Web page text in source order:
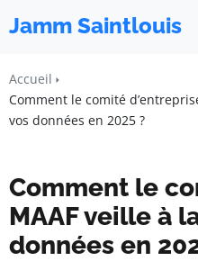
Jamm Saintlouis
Accueil
Comment le comité
vos données en 2025 ?
Comment le
MAAF veille à
données en